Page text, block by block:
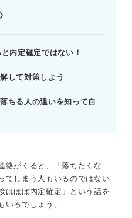
用メリットをアピールす
ルを送り、良い印象を残
する人の共通点は一次・
？
面接と最終面接の違い
ではない！ 転職の最終
内定確定ではない！
して対策しよう
ちる人の違いを知って自
絡がくると、「落ちたくな
てしまう人もいるのではない
はほぼ内定確定」という話を
いるでしょう。